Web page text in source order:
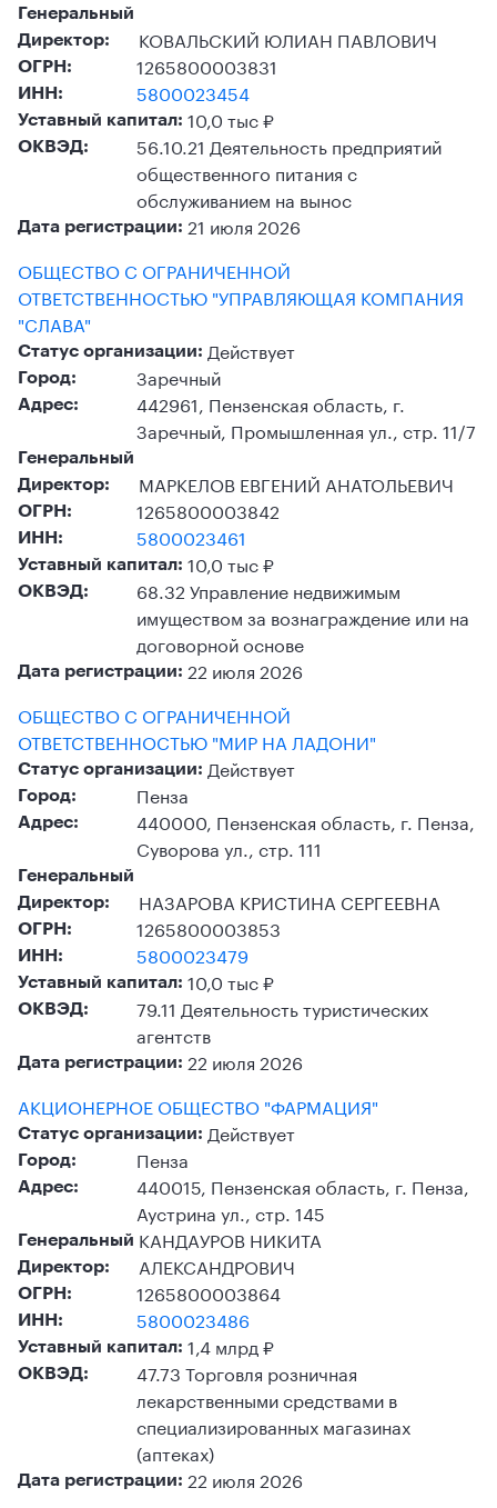
Генеральный
Директор:
КОВАЛЬСКИЙ ЮЛИАН ПАВЛОВИЧ
ОГРН: 1265800003831
ИНН: 5800023454
Уставный капитал: 10,0 тыс ₽
ОКВЭД:
56.10.21 Деятельность предприятий
общественного питания с
обслуживанием на вынос
Дата регистрации: 21 июля 2026
ОБЩЕСТВО С ОГРАНИЧЕННОЙ
ОТВЕТСТВЕННОСТЬЮ "УПРАВЛЯЮЩАЯ КОМПАНИЯ
"СЛАВА"
Статус организации: Действует
Город: Заречный
Адрес:
442961, Пензенская область, г.
Заречный, Промышленная ул., стр. 11/7
Генеральный
Директор:
МАРКЕЛОВ ЕВГЕНИЙ АНАТОЛЬЕВИЧ
ОГРН: 1265800003842
ИНН: 5800023461
Уставный капитал: 10,0 тыс ₽
ОКВЭД:
68.32 Управление недвижимым
имуществом за вознаграждение или на
договорной основе
Дата регистрации: 22 июля 2026
ОБЩЕСТВО С ОГРАНИЧЕННОЙ
ОТВЕТСТВЕННОСТЬЮ "МИР НА ЛАДОНИ"
Статус организации: Действует
Город: Пенза
Адрес:
440000, Пензенская область, г. Пенза,
Суворова ул., стр. 111
Генеральный
Директор:
НАЗАРОВА КРИСТИНА СЕРГЕЕВНА
ОГРН: 1265800003853
ИНН: 5800023479
Уставный капитал: 10,0 тыс ₽
ОКВЭД:
79.11 Деятельность туристических
агентств
Дата регистрации: 22 июля 2026
АКЦИОНЕРНОЕ ОБЩЕСТВО "ФАРМАЦИЯ"
Статус организации: Действует
Город: Пенза
Адрес:
440015, Пензенская область, г. Пенза,
Аустрина ул., стр. 145
Генеральный
Директор:
КАНДАУРОВ НИКИТА
АЛЕКСАНДРОВИЧ
ОГРН: 1265800003864
ИНН: 5800023486
Уставный капитал: 1,4 млрд ₽
ОКВЭД:
47.73 Торговля розничная
лекарственными средствами в
специализированных магазинах
(аптеках)
Дата регистрации: 22 июля 2026